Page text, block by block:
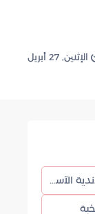
الإثنين, 27 أبريل
تحديثات شاملة في لوائح مسابقات الأندية الآسيوية الجديدة